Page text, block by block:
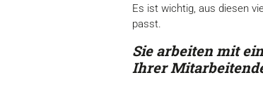
Es ist wichtig, aus diesen
passt.
Sie arbeiten mit
Ihrer